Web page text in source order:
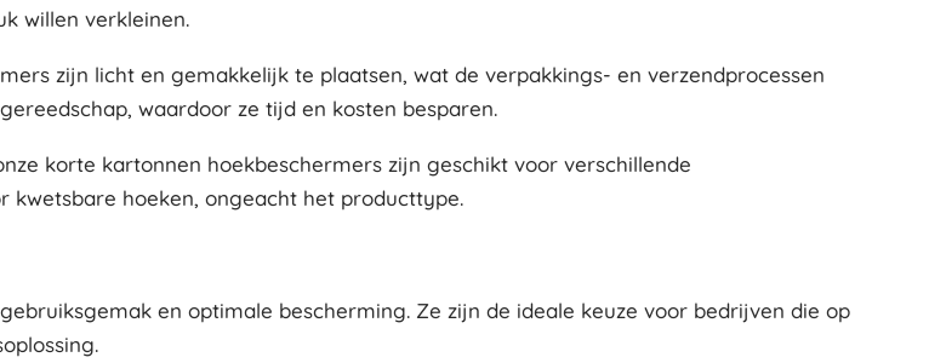
willen verkleinen.
zijn licht en gemakkelijk te plaatsen, wat de verpakkings- en verzendprocessen
waardoor ze tijd en kosten besparen.
korte kartonnen hoekbeschermers zijn geschikt voor verschillende
kwetsbare hoeken, ongeacht het producttype.
en optimale bescherming. Ze zijn de ideale keuze voor bedrijven die op